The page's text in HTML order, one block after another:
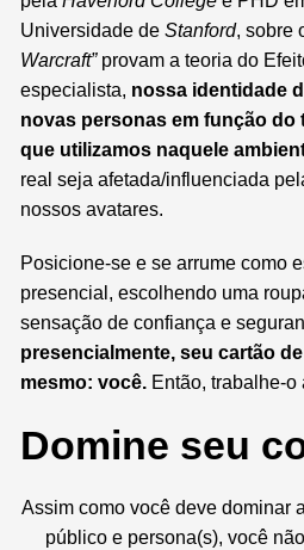
Universidade deStanford, sobre
Warcraft”provam a teoria do
especialista, nossa identidade
novas personas em função do
que utilizamos naquele
real seja afetada/influenciada
nossos avatares.
Posicione-se e se arrume como
presencial, escolhendo uma
sensação de confiança e
presencialmente, seu cartão
mesmo: você. Então, trabalhe-o
Domine seu
Assim como você deve dominar
público e persona(s), você